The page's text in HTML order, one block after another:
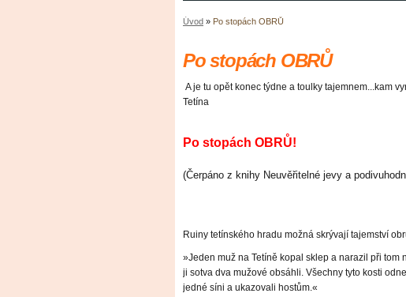
Úvod » Po stopách OBRŮ
Po stopách OBRŮ
A je tu opět konec týdne a toulky tajemnem...kam
Tetína
Po stopách OBRŮ!
(Čerpáno z knihy Neuvěřitelné jevy a
Ruiny tetínského hradu možná skrývají tajemství
»Jeden muž na Tetíně kopal sklep a narazil při tom
ji sotva dva mužové obsáhli. Všechny tyto kosti
jedné síni a ukazovali hostům.«